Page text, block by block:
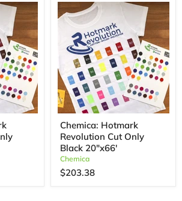
Chemica: Hotmark
Revolution Cut Only
Black 20"x66'
Chemica
$203.38